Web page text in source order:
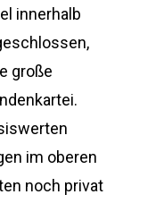
innerhalb
große
im oberen
noch privat